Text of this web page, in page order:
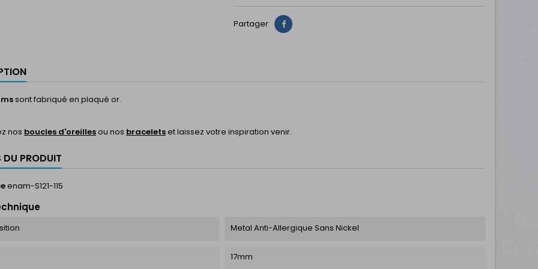
Partager Partager
sont fabriqué en plaqué or.
nos boucles d'oreillesou nos braceletset laissez votre inspiration venir.
DU PRODUIT
enam-S121-115
Metal Anti-Allergique Sans Nickel
17mm